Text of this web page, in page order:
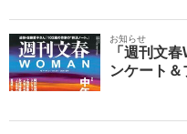
お知らせ
「週刊文
ンケート＆